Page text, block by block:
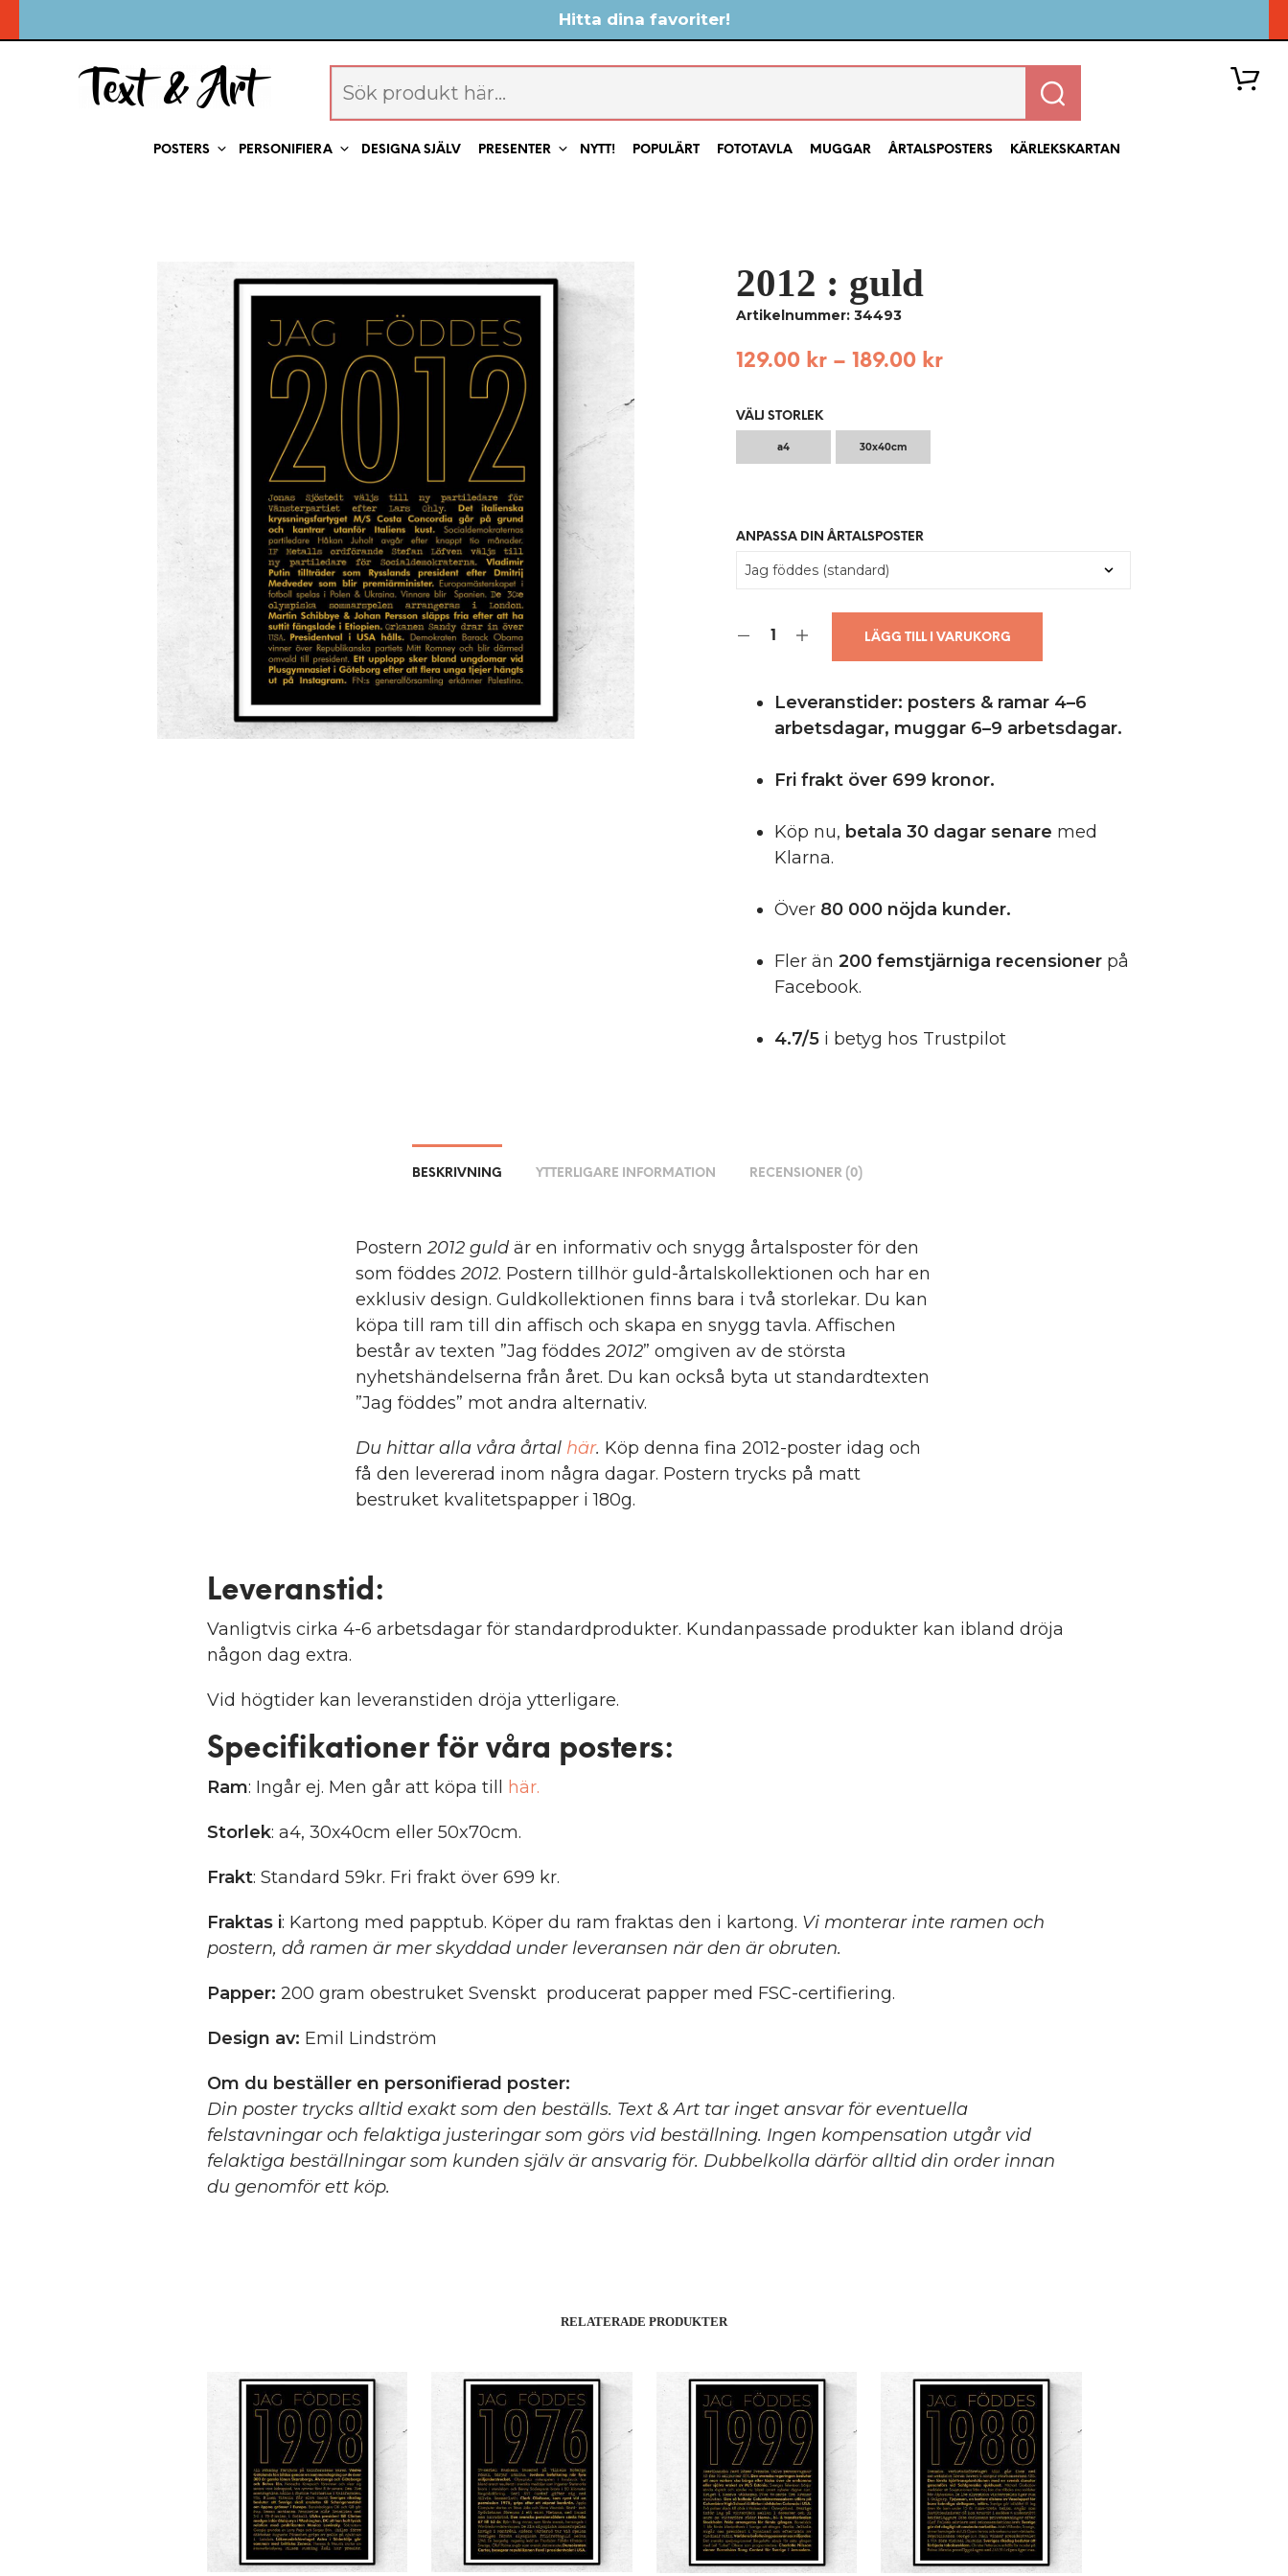
Hitta dina favoriter!
POSTERS PERSONIFIERA DESIGNA SJÄLV PRESENTER NYTT! POPULÄRT FOTOTAVLA MUGGAR ÅRTALSPOSTERS KÄRLEKSKARTAN
2012 : guld
Artikelnummer: 34493
129.00 kr –189.00 kr
VÄLJ STORLEK
a4 30x40cm
ANPASSA DIN ÅRTALSPOSTER
LÄGG TILL I VARUKORG
Leveranstider: posters & ramar 4–6
arbetsdagar, muggar 6–9 arbetsdagar.
Fri frakt över 699 kronor.
Köp nu, betala 30 dagar senare med
Klarna.
Över 80 000 nöjda kunder.
Fler än 200 femstjärniga recensionerpå
Facebook.
4.7/5i betyg hos Trustpilot
BESKRIVNING YTTERLIGARE INFORMATION RECENSIONER (0)
Postern2012 guld är en informativ och snygg årtalsposter för den
som föddes2012. Postern tillhör guld-årtalskollektionen och har en
exklusiv design. Guldkollektionen finns bara i två storlekar. Du kan
köpa till ram till din affisch och skapa en snygg tavla. Affischen
består av texten ”Jag föddes2012” omgiven av de största
nyhetshändelserna från året. Du kan också byta ut standardtexten
”Jag föddes” mot andra alternativ.
Du hittar alla våra årtal här. Köp denna fina 2012-poster idag och
få den levererad inom några dagar. Postern trycks på matt
bestruket kvalitetspapper i 180g.
Leveranstid:
Vanligtvis cirka 4-6 arbetsdagar för standardprodukter. Kundanpassade produkter kan ibland dröja
någon dag extra.
Vid högtider kan leveranstiden dröja ytterligare.
Specifikationer för våra posters:
Ram: Ingår ej. Men går att köpa till här.
Storlek: a4, 30x40cm eller 50x70cm.
Frakt: Standard 59kr. Fri frakt över 699 kr.
Fraktas i: Kartong med papptub. Köper du ram fraktas den i kartong. Vi monterar inte ramen och
postern, då ramen är mer skyddad under leveransen när den är obruten.
Papper: 200 gram obestruket Svenskt producerat papper med FSC-certifiering.
Design av: Emil Lindström
Om du beställer en personifierad poster:
Din poster trycks alltid exakt som den beställs. Text & Art tar inget ansvar för eventuella
felstavningar och felaktiga justeringar som görs vid beställning. Ingen kompensation utgår vid
felaktiga beställningar som kunden själv är ansvarig för. Dubbelkolla därför alltid din order innan
du genomför ett köp.
RELATERADE PRODUKTER